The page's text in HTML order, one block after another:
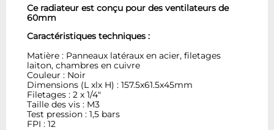
Ce radiateur est conçu pour des ventilateurs de
60mm
Caractéristiques techniques :
Matière : Panneaux latéraux en acier, filetages
laiton, chambres en cuivre
Couleur : Noir
Dimensions (L xlx H) : 157.5x61.5x45mm
Filetages : 2 x 1/4"
Taille des vis : M3
Test pression : 1,5 bars
FPI : 12